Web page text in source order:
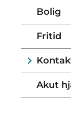
Bolig
Fritid
Akut